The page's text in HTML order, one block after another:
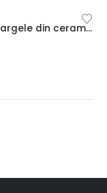
Colier snur cu accesorii metalice si margele din ceramica